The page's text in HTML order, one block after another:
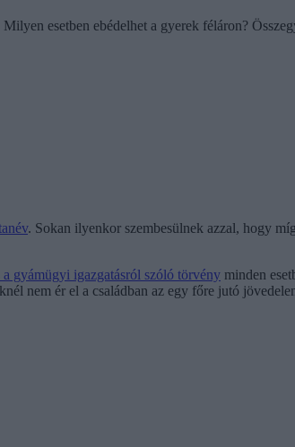
esetben ebédelhet a gyerek féláron?
. Sokan ilyenkor szembesülnek azzal, hogy
gyámügyi igazgatásról szóló törvény minden
nem ér el a családban az egy főre jutó